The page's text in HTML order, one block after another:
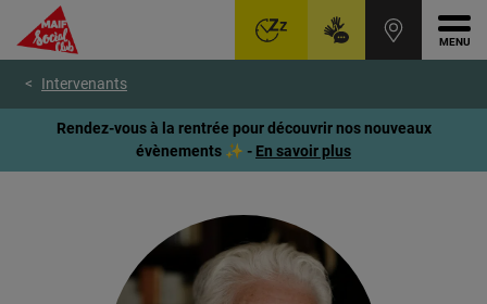
contenu
page
Intervenants
Rendez-vous à la rentrée pour découvrir nos nouveaux
évènements ✨ - En savoir plus